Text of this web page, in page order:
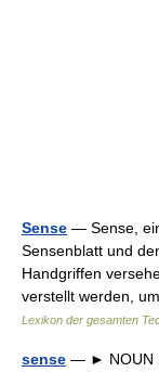
Sense — Sense,
Sensenblatt und
Handgriffen
verstellt werden,
Lexikon der gesamten
sense — ► NOUN